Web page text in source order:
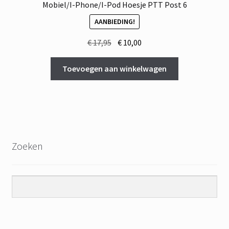
Mobiel/I-Phone/I-Pod Hoesje PTT Post 6
AANBIEDING!
€17,95 Oorspronkelijke
prijs
was:
€ 17,95.
€ 10,00
prijs
is:
€ 10,00.
Toevoegen aan winkelwagen
Zoeken